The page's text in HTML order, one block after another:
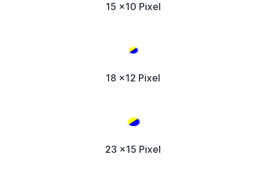
15 x10 Pixel
18 x12 Pixel
23 x15 Pixel